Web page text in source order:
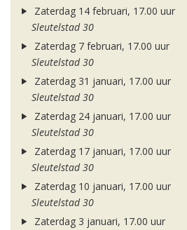
Zaterdag 14 februari, 17.00 uur
Sleutelstad 30
Zaterdag 7 februari, 17.00 uur
Sleutelstad 30
Zaterdag 31 januari, 17.00 uur
Sleutelstad 30
Zaterdag 24 januari, 17.00 uur
Sleutelstad 30
Zaterdag 17 januari, 17.00 uur
Sleutelstad 30
Zaterdag 10 januari, 17.00 uur
Sleutelstad 30
Zaterdag 3 januari, 17.00 uur